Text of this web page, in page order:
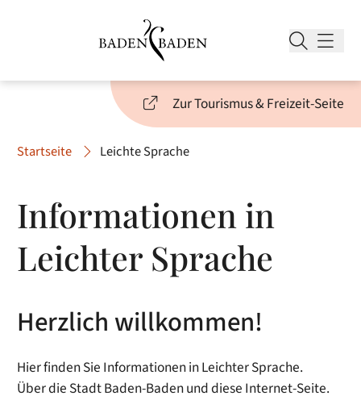
Zur Tourismus & Freizeit-Seite
Startseite Leichte Sprache
Informationen in
Leichter Sprache
Herzlich willkommen!
Hier finden Sie Informationen in Leichter Sprache.
Über die Stadt Baden-Baden und diese Internet-Seite.